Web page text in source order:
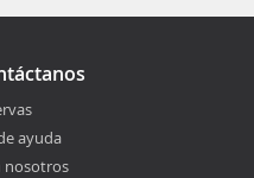
ayuda
nosotros